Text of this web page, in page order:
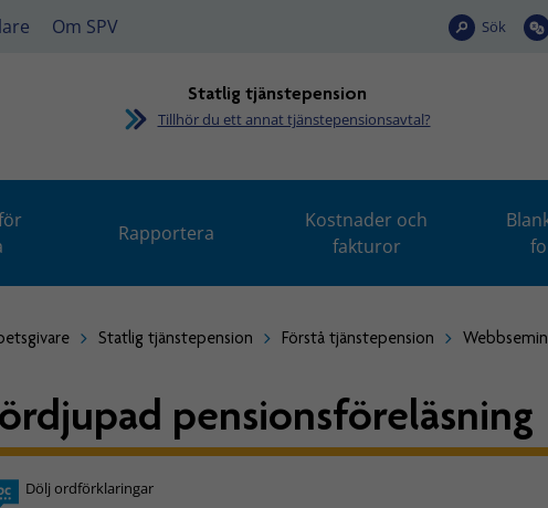
Om SPV Sök
Statlig tjänstepension
Tillhör du ett annat tjänstepensionsavtal?
Rapportera
Kostnader och
fakturor
Statlig tjänstepension Förstå tjänstepension
pensionsföreläsning
Dölj ordförklaringar